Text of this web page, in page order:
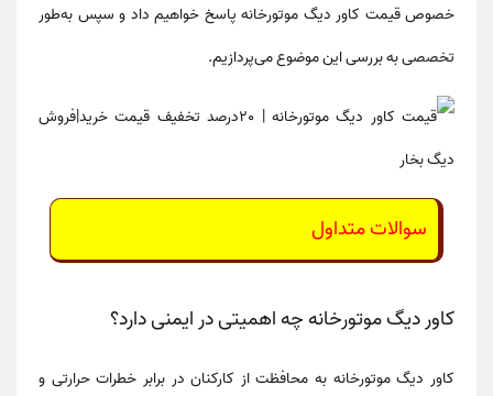
خصوصقیمت کاور دیگ موتورخانه پاسخ خواهیم داد و سپس به‌طور
تخصصی به بررسی این موضوع می‌پردازیم.
سوالات متداول
کاور دیگ موتورخانه چه اهمیتی در ایمنی دارد؟
کاور دیگ موتورخانه به محافظت از کارکنان در برابر خطرات حرارتی و